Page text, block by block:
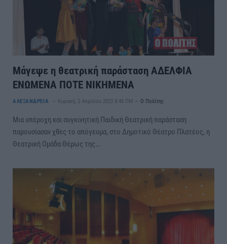
Μάγεψε η θεατρική παράσταση ΑΔΕΛΦΙΑ
ΕΝΩΜΕΝΑ ΠΟΤΕ ΝΙΚΗΜΕΝΑ
ΑΛΕΞΑΝΔΡΕΙΑ Κυριακή, 2 Απριλίου 2023 8:48 ΠΜ Ο Πολίτης
Μια υπέροχη και συγκινητική Παιδική Θεατρική παράσταση
παρουσίασαν χθες το απόγευμα, στο Δημοτικό Θέατρο Πλατέος, η
Θεατρική Ομάδα Θέρως της…